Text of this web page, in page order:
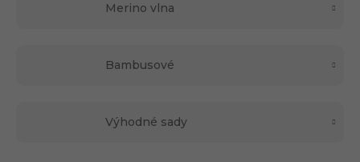
Merino vlna
Bambusové
Výhodné sady